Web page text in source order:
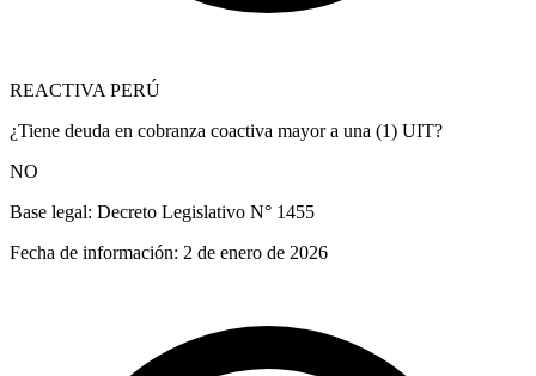
REACTIVA PERÚ
¿Tiene deuda en cobranza coactiva mayor a una (1) UIT?
NO
Base legal: Decreto Legislativo N° 1455
Fecha de información: 2 de enero de 2026